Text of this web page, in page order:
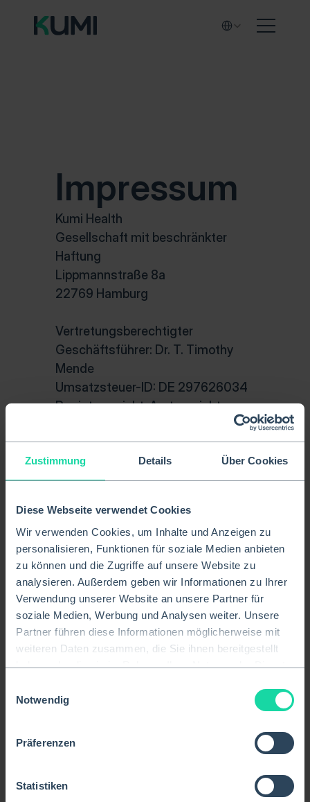
Zustimmung Details Über Cookies
Diese Webseite verwendet Cookies
Wir verwenden Cookies, um Inhalte und Anzeigen zu
personalisieren, Funktionen für soziale Medien anbieten
zu können und die Zugriffe auf unsere Website zu
analysieren. Außerdem geben wir Informationen zu Ihrer
Verwendung unserer Website an unsere Partner für
soziale Medien, Werbung und Analysen weiter. Unsere
Partner führen diese Informationen möglicherweise mit
weiteren Daten zusammen, die Sie ihnen bereitgestellt
haben oder die sie im Rahmen Ihrer Nutzung der Dienste
Notwendig
Präferenzen
Statistiken
Impres­sum
Kumi Health
Gesellschaft mit beschränkter
Haftung
Lippmannstraße 8a
22769 Hamburg
Vertretungsberechtigter
Geschäftsführer: Dr. T. Timothy
Mende
Umsatzsteuer-ID: DE 297626034
Registergericht: Amtsgericht
Registernummer: HRB 134268
E-Mail: info@kumihealth.de
Versionsnummer: 1.36.0
Zweckbestimmung:
Kumi ist eine Software, die die
Therapie und Behandlung von
Krankheiten, Verletzungen und
Behinderungen durch die Bereitstellung
von digitalen Behandlungspfaden
unterstützt.
Nutzung durch Ärzte,
Eine Nutzung der Anwendung durch